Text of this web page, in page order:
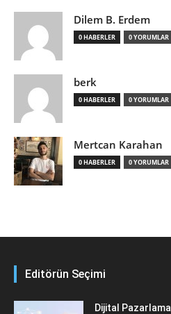
Dilem B. Erdem
0 HABERLER 0 YORUMLAR
berk
0 HABERLER 0 YORUMLAR
Mertcan Karahan
0 HABERLER 0 YORUMLAR
Editörün Seçimi
Dijital